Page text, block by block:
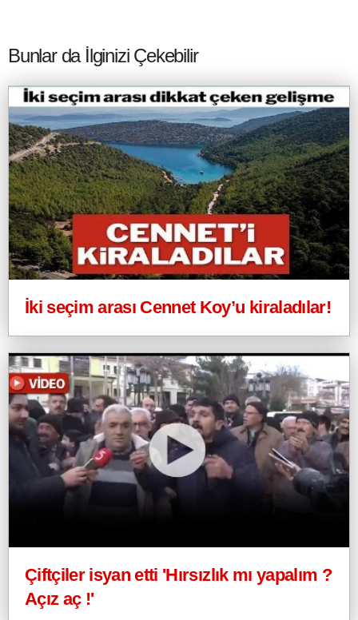
Bunlar da İlginizi Çekebilir
İki seçim arası Cennet Koy’u kiraladılar!
Çiftçiler isyan etti 'Hırsızlık mı yapalım ?
Açız aç !'